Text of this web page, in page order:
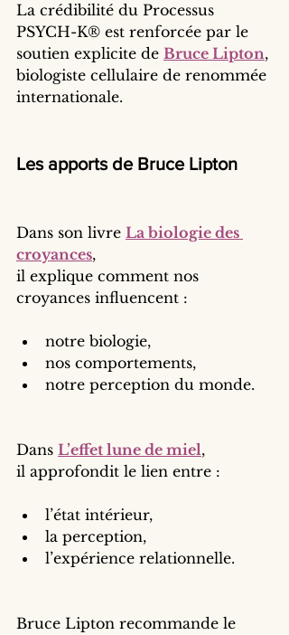
La crédibilité du Processus
PSYCH-K® est renforcée par le
soutien explicite de Bruce Lipton,
biologiste cellulaire de renommée
internationale.
Les apports de Bruce Lipton
Dans son livre La biologie des
croyances,
il explique comment nos
croyances influencent :
notre biologie,
nos comportements,
notre perception du monde.
Dans L’effet lune de miel,
il approfondit le lien entre :
l’état intérieur,
la perception,
l’expérience relationnelle.
Bruce Lipton recommande le